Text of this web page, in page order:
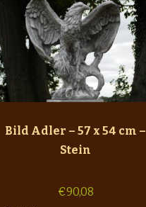
Bild Adler – 57 x 54 cm –
Stein
€90,08